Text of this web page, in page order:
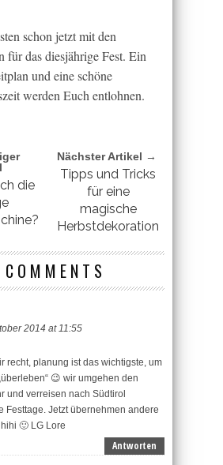
schon jetzt mit den
für das diesjährige Fest. Ein
und eine schöne
werden Euch entlohnen.
die
Nächster Artikel →
Tipps und Tricks
für eine
magische
Herbstdekoration
2014 at 11:55
recht, planung ist das wichtigste, um
😉 wir umgehen den
und verreisen nach Südtirol
Festtage. Jetzt übernehmen andere
🙂 LG Lore
Antworten